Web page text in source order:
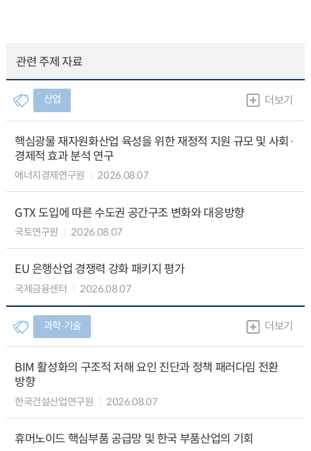
관련 주제 자료
산업 더보기
핵심광물 재자원화산업 육성을 위한 재정적 지원 규모 및 사회·
경제적 효과 분석 연구
에너지경제연구원 2026.08.07
GTX 도입에 따른 수도권 공간구조 변화와 대응방향
국토연구원 2026.08.07
EU 은행산업 경쟁력 강화 패키지 평가
국제금융센터 2026.08.07
과학∙기술 더보기
BIM 활성화의 구조적 저해 요인 진단과 정책 패러다임 전환
방향
한국건설산업연구원 2026.08.07
휴머노이드 핵심부품 공급망 및 한국 부품산업의 기회